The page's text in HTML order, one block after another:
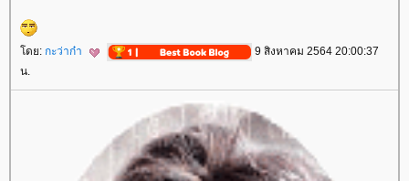
ดย: กะว่าก๋า
9 สิงหาคม 2564 20:00:37
น.